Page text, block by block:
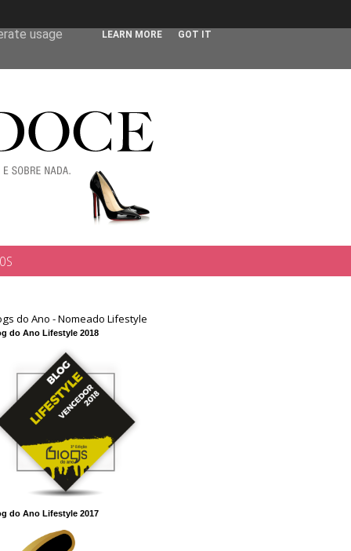
do Ano - Nomeado Lifestyle
do Ano Lifestyle 2018
do Ano Lifestyle 2017
usage
LEARN MORE GOT IT